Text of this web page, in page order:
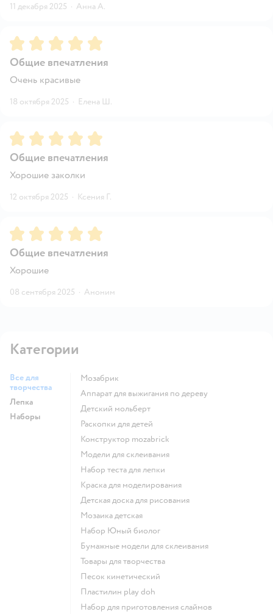
11 декабря 2025 · Анна А.
Рейтинг:5
Общие впечатления
Очень красивые
18 октября 2025 · Елена Ш.
Рейтинг:5
Общие впечатления
Хорошие заколки
12 октября 2025 · Ксения Г.
Рейтинг:5
Общие впечатления
Хорошие
08 сентября 2025 · Аноним
Категории
Все для
творчества
Лепка
Наборы
Мозабрик
Аппарат для выжигания по дереву
Детский мольберт
Раскопки для детей
Конструктор mozabrick
Модели для склеивания
Набор теста для лепки
Краска для моделирования
Детская доска для рисования
Мозаика детская
набор Юный биолог
Бумажные модели для склеивания
Товары для творчества
Песок кинетический
Пластилин play doh
Набор для приготовления слаймов